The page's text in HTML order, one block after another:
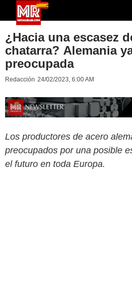
¿Hacia una escasez
chatarra? Alemania
preocupada
Redacción 24/02/2023, 6:00 AM
Los productores de acero
preocupados por una posible
el futuro en toda Europa.